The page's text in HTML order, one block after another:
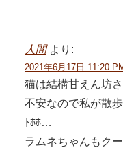
人間 より:
2021年6月17日 11:20
猫は結構甘えん坊
不安なので私が散
ﾄﾎﾎ…
ラムネちゃんもク